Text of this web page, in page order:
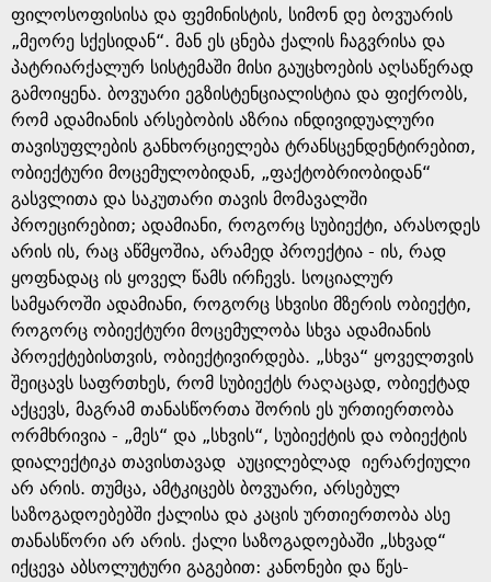
g
e
ფილოსოფისისა და ფემინისტის, სიმონ დე ბოვუარის
„მეორე სქესიდან“. მან ეს ცნება ქალის ჩაგვრისა და
პატრიარქალურ სისტემაში მისი გაუცხოების აღსაწერად
გამოიყენა. ბოვუარი ეგზისტენციალისტია და ფიქრობს,
რომ ადამიანის არსებობის აზრია ინდივიდუალური
თავისუფლების განხორციელება ტრანსცენდენტირებით,
ობიექტური მოცემულობიდან, „ფაქტობრიობიდან“
გასვლითა და საკუთარი თავის მომავალში
პროეცირებით; ადამიანი, როგორც სუბიექტი, არასოდეს
არის ის, რაც აწმყოშია, არამედ პროექტია - ის, რად
ყოფნადაც ის ყოველ წამს ირჩევს. სოციალურ
სამყაროში ადამიანი, როგორც სხვისი მზერის ობიექტი,
როგორც ობიექტური მოცემულობა სხვა ადამიანის
პროექტებისთვის, ობიექტივირდება. „სხვა“ ყოველთვის
შეიცავს საფრთხეს, რომ სუბიექტს რაღაცად, ობიექტად
აქცევს, მაგრამ თანასწორთა შორის ეს ურთიერთობა
ორმხრივია - „მეს“ და „სხვის“, სუბიექტის და ობიექტის
დიალექტიკა თავისთავად აუცილებლად იერარქიული
არ არის. თუმცა, ამტკიცებს ბოვუარი, არსებულ
საზოგადოებებში ქალისა და კაცის ურთიერთობა ასე
თანასწორი არ არის. ქალი საზოგადოებაში „სხვად“
იქცევა აბსოლუტური გაგებით: კანონები და წეს-